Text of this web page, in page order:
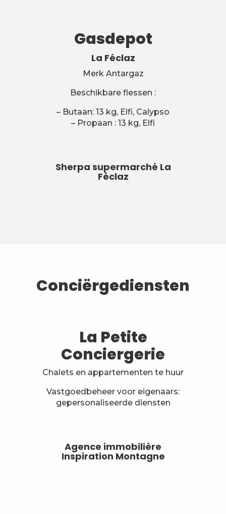
Gasdepot
La Féclaz
Merk Antargaz
Beschikbare flessen :
– Butaan: 13 kg, Elfi, Calypso
– Propaan : 13 kg, Elfi
Sherpa supermarché La
Féclaz
Conciërgediensten
La Petite
Conciergerie
Chalets en appartementen te huur
Vastgoedbeheer voor eigenaars:
gepersonaliseerde diensten
Agence immobilière
Inspiration Montagne